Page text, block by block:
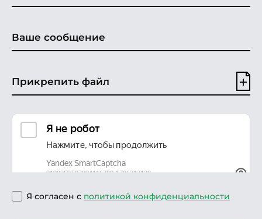
Прикрепить файл
Я согласен с политикой конфиденциальности